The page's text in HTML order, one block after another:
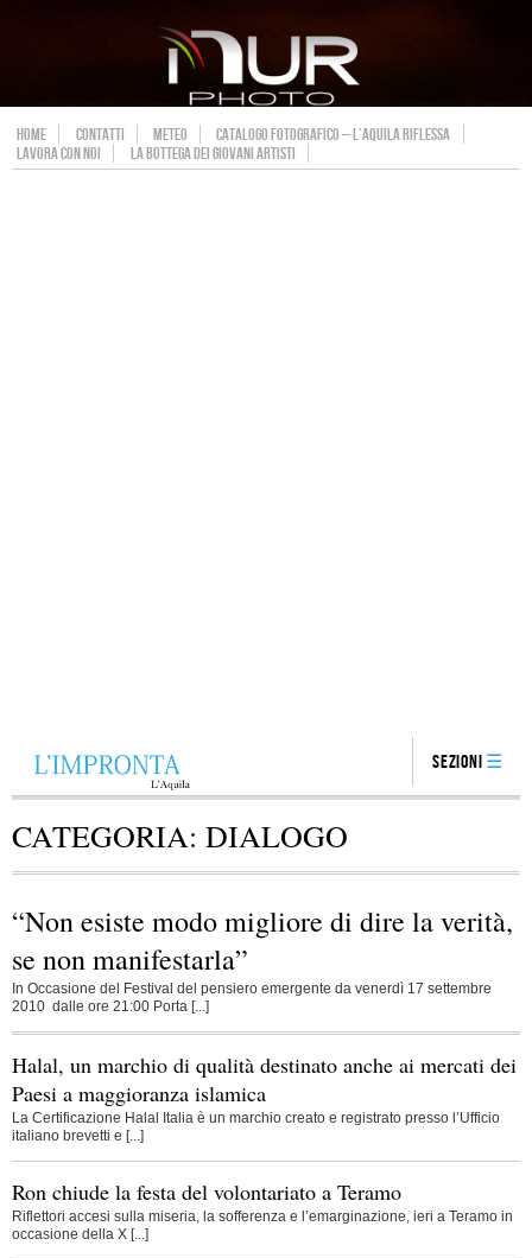
HOME CONTATTI METEO
CATALOGO FOTOGRAFICO – L’AQUILA RIFLESSA
LAVORA CON NOI
LA BOTTEGA DEI GIOVANI ARTISTI
Sezioni
CATEGORIA: DIALOGO
“Non esiste modo migliore di dire la verità,
se non manifestarla”
In Occasione del Festival del pensiero emergente da venerdì 17 settembre
2010 dalle ore 21:00 Porta [...]
Halal, un marchio di qualità destinato anche ai mercati dei
Paesi a maggioranza islamica
La Certificazione Halal Italia è un marchio creato e registrato presso l’Ufficio
italiano brevetti e [...]
Ron chiude la festa del volontariato a Teramo
Riflettori accesi sulla miseria, la sofferenza e l’emarginazione, ieri a Teramo in
occasione della X [...]